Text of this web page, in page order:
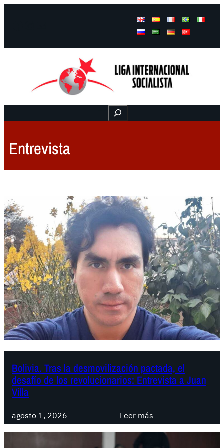
Buscar
Entrevista
Bolivia. Tras la desmovilización pactada, el
desafío de los revolucionarios: Entrevista a Juan
Villa
agosto 1, 2026 Leer más
B